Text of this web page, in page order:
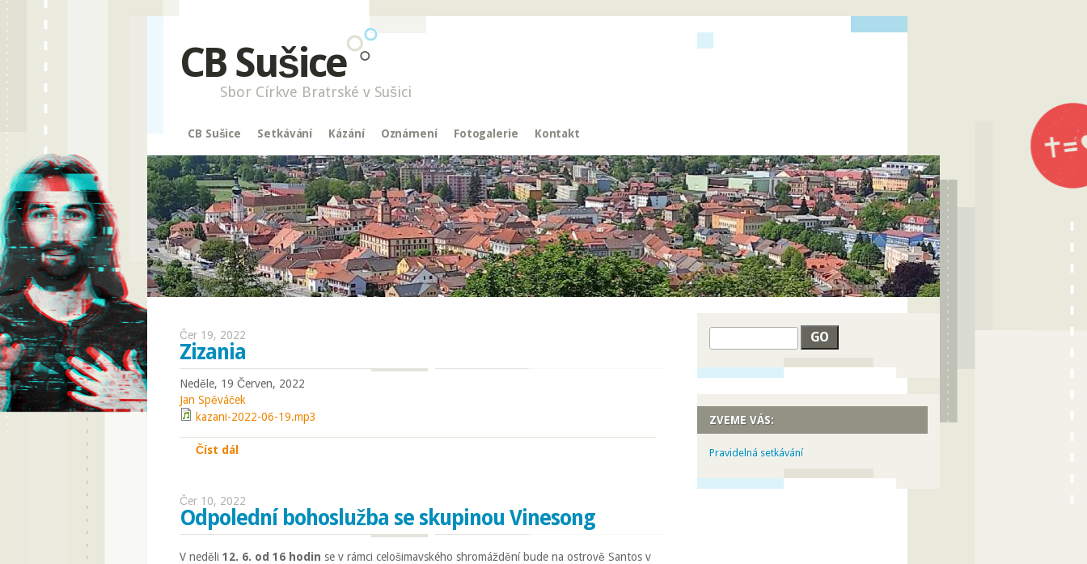
CB Sušice
Sbor Církve Bratrské v Sušici
CB Sušice Setkávání Kázání Oznámení Fotogalerie Kontakt
Čer 19, 2022
Zizania
Neděle, 19 Červen, 2022
Jan Spěváček
kazani-2022-06-19.mp3
Číst dál
Čer 10, 2022
Odpolední bohoslužba se skupinou Vinesong
V neděli 12. 6. od 16 hodin se v rámci celošimavského shromáždění bude na ostrově Santos v
Hledat
ZVEME VÁS:
Pravidelná setkávání